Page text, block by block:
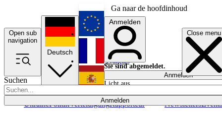
Ga naar de hoofdinhoud
Open sub
navigation
Close menu
Suchen
Anmelden
UkrainePolitikVerteidigungRapporteur NewslettersEvents
Deutsch
English
Français
Anmelden
Sie sind abgemeldet.
Anmelden
Licht aus